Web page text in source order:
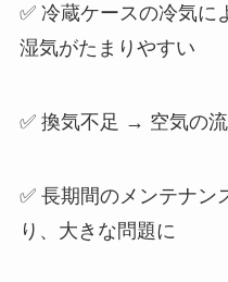
✅ 冷蔵ケースの冷気
湿気がたまりやすい
✅ 換気不足 → 空気の
✅ 長期間のメンテナ
り、大きな問題に